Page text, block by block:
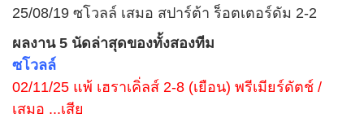
25/08/19 ซโวลล์ เสมอ สปาร์ต้า ร็อตเตอร์ดัม 2-2
ผลงาน 5 นัดล่าสุดของทั้งสองทีม
ซโวลล์
02/11/25 แพ้ เฮราเคิ่ลส์ 2-8 (เยือน) พรีเมียร์ดัตช์ /
เสมอ ...เสีย